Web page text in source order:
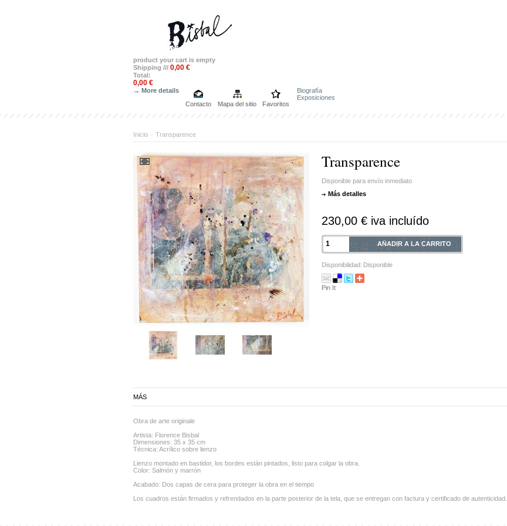
product your cart is empty
Shipping /// 0,00 €
Total:
0,00 €
→ More details
Contacto
Mapa del sitio Favoritos
Biografía
Exposiciones
Inicio Transparence
Transparence
Disponible para envío inmediato
Más detalles
230,00 € iva incluído
Disponibilidad: Disponible
Pin It
MÁS
Obra de arte originale
Artista: Florence Bisbal
Dimensiones: 35 x 35 cm
Técnica: Acrílico sobre lienzo
Lienzo montado en bastidor, los bordes están pintados, listo para colgar la obra.
Color: Salmón y marrón
Acabado: Dos capas de cera para proteger la obra en el tiempo
Los cuadros están firmados y refrendados en la parte posterior de la tela, que se entregan con factura y certificado de autenticidad.